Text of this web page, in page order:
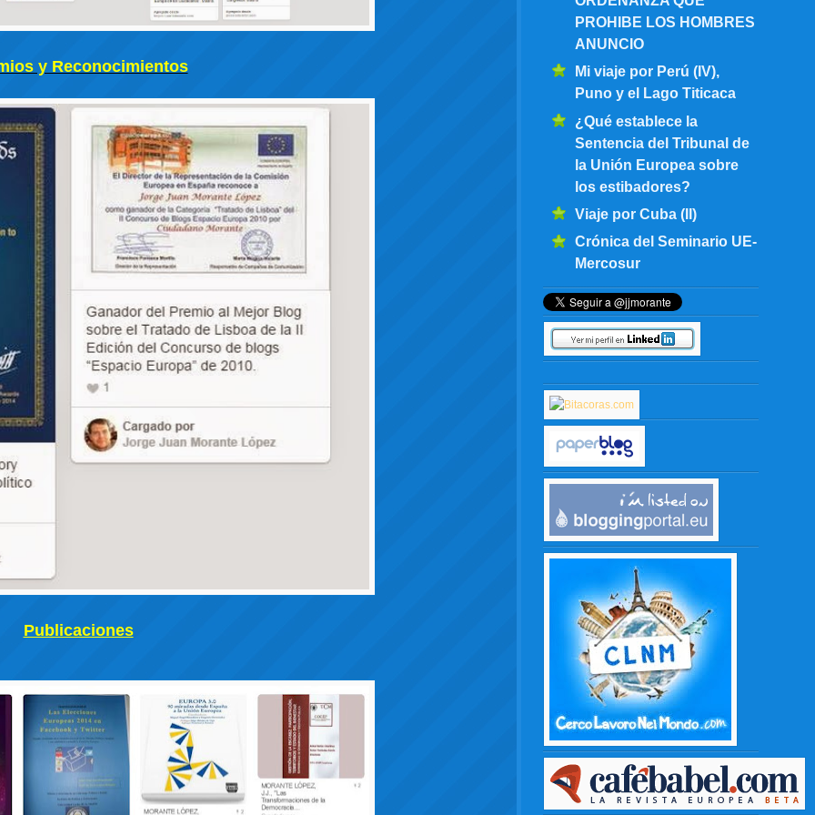
PROHIBE LOS HOMBRES
ANUNCIO
Mi viaje por Perú (IV),
Puno y el Lago Titicaca
¿Qué establece la
Sentencia del Tribunal de
la Unión Europea sobre
los estibadores?
Viaje por Cuba (II)
Crónica del Seminario UE-
Mercosur
y Reconocimientos
Publicaciones